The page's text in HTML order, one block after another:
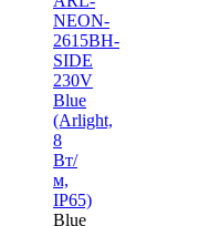
NEON-
2615BH-
SIDE
230V
Blue
(Arlight,
8
Вт/
м,
IP65)
Blue